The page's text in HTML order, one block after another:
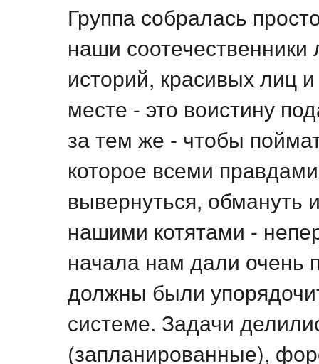
Группа собралась
наши
историй, красивых лиц
месте - это воистину
за тем же - чтобы
которое всеми
вывернуться, обмануть
нашими котятами -
начала нам дали очень
должны были
системе. Задачи
(запланированные),